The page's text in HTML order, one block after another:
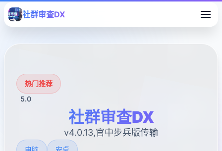
社群审查DX
热门推荐
5.0
社群审查DX
v4.0.13,官中步兵版传输
电脑 安卓